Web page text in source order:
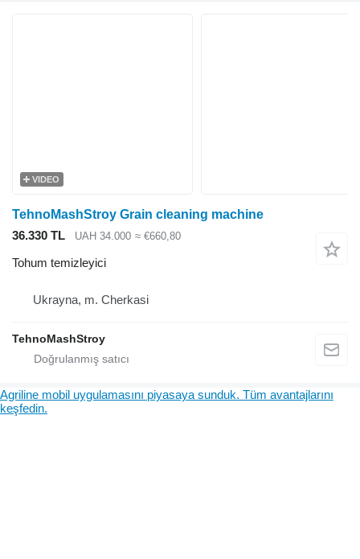
VIDEO
TehnoMashStroy Grain cleaning machine
36.330 TL
UAH 34.000 ≈ €660,80
Tohum temizleyici
Ukrayna, m. Cherkasi
TehnoMashStroy
Agriline mobil uygulamasını piyasaya sunduk. Tüm avantajlarını
keşfedin.